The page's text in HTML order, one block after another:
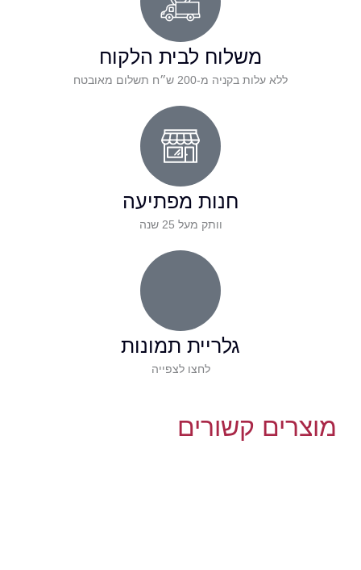
משלוח לבית הלקוח
ללא עלות בקניה מ-200 ש״ח תשלום מאובטח
חנות מפתיעה
וותק מעל 25 שנה
גלריית תמונות
לחצו לצפייה
מוצרים קשורים